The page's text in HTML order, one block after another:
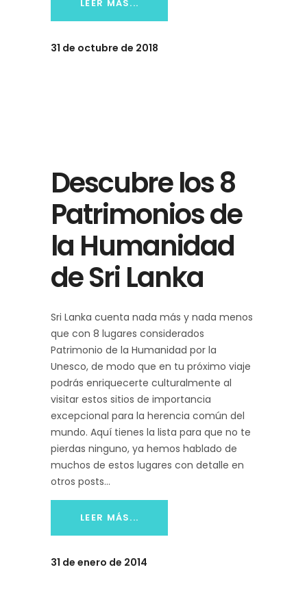
LEER MÁS...
31 de octubre de 2018
Descubre los 8
Patrimonios de
la Humanidad
de Sri Lanka
Sri Lanka cuenta nada más y nada menos
que con 8 lugares considerados
Patrimonio de la Humanidad por la
Unesco, de modo que en tu próximo viaje
podrás enriquecerte culturalmente al
visitar estos sitios de importancia
excepcional para la herencia común del
mundo. Aquí tienes la lista para que no te
pierdas ninguno, ya hemos hablado de
muchos de estos lugares con detalle en
otros posts
LEER MÁS...
31 de enero de 2014